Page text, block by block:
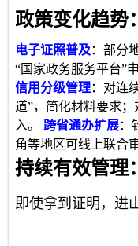
政策变化趋势
电子证照普及 ：部分
“国家政务服务平台”
信用分级管理：对连
道”，简化材料要求
入。 跨省通办扩展：
角等地区可线上联合
持续有效管理
即使拿到证明，进